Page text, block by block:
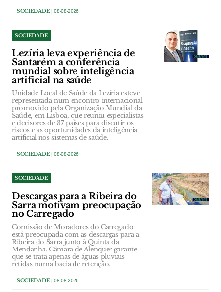
SOCIEDADE| 08-08-2026
SOCIEDADE
Lezíria leva experiência de
Santarém a conferência
mundial sobre inteligência
artificial na saúde
Unidade Local de Saúde da Lezíria esteve
representada num encontro internacional
promovido pela Organização Mundial da
Saúde, em Lisboa, que reuniu especialistas
e decisores de 37 países para discutir os
riscos e as oportunidades da inteligência
artificial nos sistemas de saúde.
SOCIEDADE| 08-08-2026
SOCIEDADE
Descargas para a Ribeira do
Sarra motivam preocupação
no Carregado
Comissão de Moradores do Carregado
está preocupada com as descargas para a
Ribeira do Sarra junto à Quinta da
Mendanha. Câmara de Alenquer garante
que se trata apenas de águas pluviais
retidas numa bacia de retenção.
SOCIEDADE| 08-08-2026